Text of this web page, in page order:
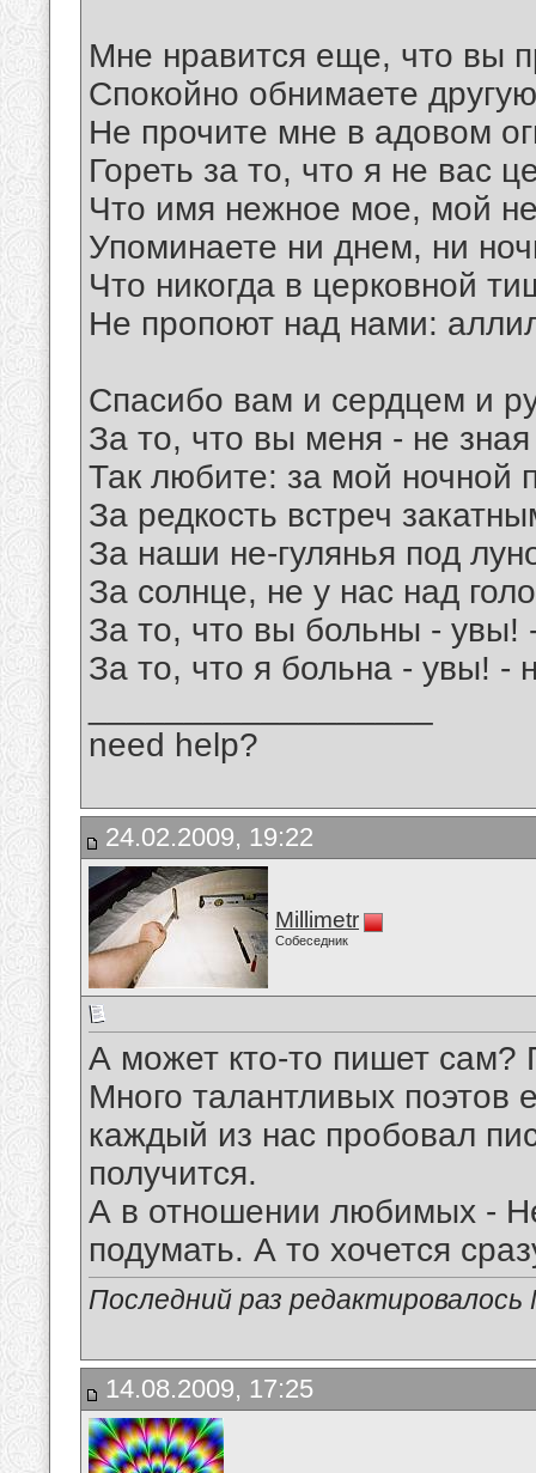
Мне нравится еще, что вы
Спокойно обнимаете
Не прочите мне в адовом
Гореть за то, что я не вас
Что имя нежное мое, мой
Упоминаете ни днем, ни
Что никогда в церковной
Не пропоют над нами:
Спасибо вам и сердцем и
За то, что вы меня - не
Так любите: за мой ночной
За редкость встреч
За наши не-гулянья под
За солнце, не у нас над
За то, что вы больны - увы!
За то, что я больна - увы! -
need help?
24.02.2009, 19:22
Millimetr
Собеседник
А может кто-то пишет сам?
Много талантливых поэтов
каждый из нас пробовал
получится.
А в отношении любимых -
подумать. А то хочется
Последний раз редактировалось
14.08.2009, 17:25